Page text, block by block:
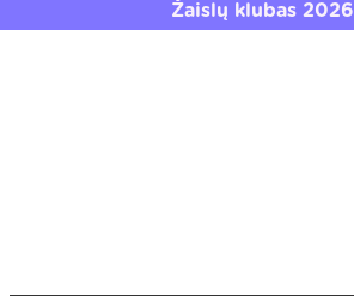
Žaislų klubas 2026